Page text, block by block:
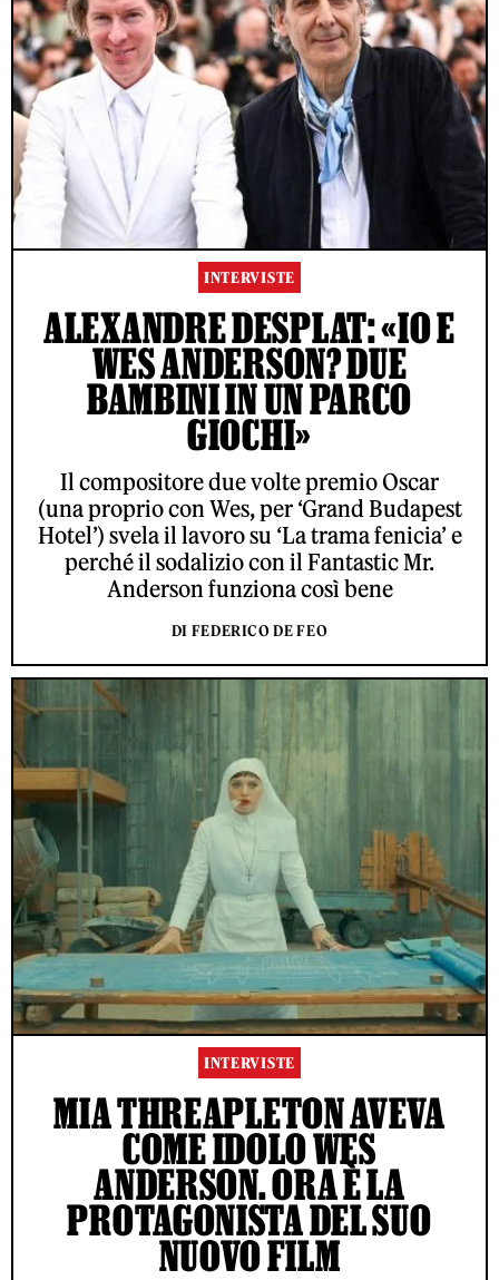
INTERVISTE
ALEXANDRE DESPLAT: «IO E
WES ANDERSON? DUE
BAMBINI IN UN PARCO
GIOCHI»
Il compositore due volte premio Oscar
(una proprio con Wes, per ‘Grand Budapest
Hotel’) svela il lavoro su ‘La trama fenicia’ e
perché il sodalizio con il Fantastic Mr.
Anderson funziona così bene
DI FEDERICO DE FEO
INTERVISTE
MIA THREAPLETON AVEVA
COME IDOLO WES
ANDERSON. ORA È LA
PROTAGONISTA DEL SUO
NUOVO FILM